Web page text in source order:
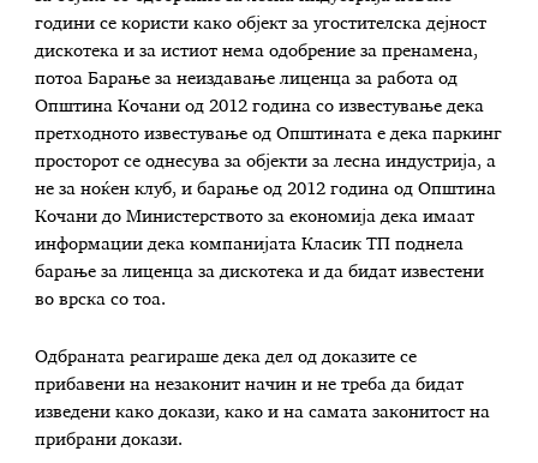
години се користи како објект за угостителска дејност
дискотека и за истиот нема одобрение за пренамена,
потоа Барање за неиздавање лиценца за работа од
Општина Кочани од 2012 година со известување дека
претходното известување од Општината е дека паркинг
просторот се однесува за објекти за лесна индустрија, а
не за ноќен клуб, и барање од 2012 година од Општина
Кочани до Министерството за економија дека имаат
информации дека компанијата Класик ТП поднела
барање за лиценца за дискотека и да бидат известени
во врска со тоа.
Одбраната реагираше дека дел од доказите се
прибавени на незаконит начин и не треба да бидат
изведени како докази, како и на самата законитост на
прибрани докази.